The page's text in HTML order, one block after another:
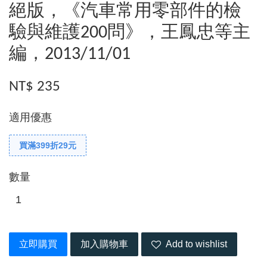
絕版，《汽車常用零部件的檢
驗與維護200問》，王鳳忠等主
編，2013/11/01
NT$ 235
適用優惠
買滿399折29元
數量
立即購買 加入購物車 Add to wishlist